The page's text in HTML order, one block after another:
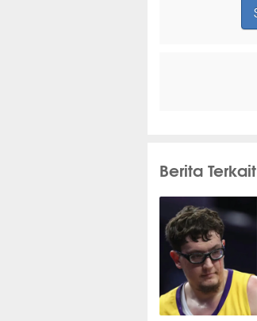
Berita Terkait